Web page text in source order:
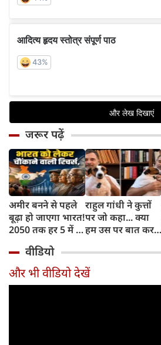
जरूर पढ़ें
अमीर बनने से पहले
बूढ़ा हो जाएगा भारत!
2050 तक हर 5 में 1
भारतीय होगा 60
साल से ज्यादा उम्र का
राहुल गांधी ने कुत्तों
पर जो कहा... क्या
हम उस पर बात कर
वीडियो
और भी वीडियो देखें